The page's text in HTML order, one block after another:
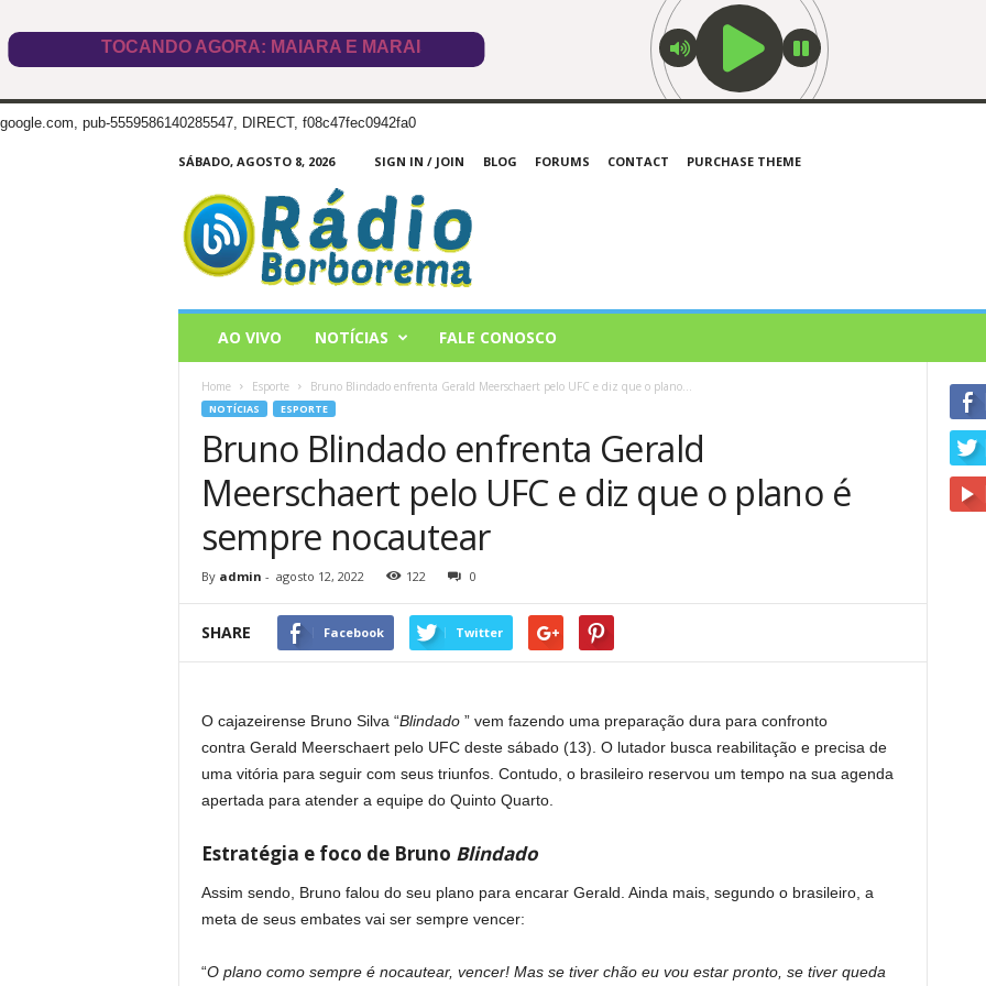
google.com, pub-5559586140285547, DIRECT, f08c47fec0942fa0
SÁBADO, AGOSTO 8, 2026 SIGN IN / JOIN BLOG FORUMS CONTACT
PURCHASE THEME
Borborema
AO VIVO NOTÍCIAS FALE CONOSCO
Home Esporte Bruno Blindado enfrenta Gerald Meerschaert pelo UFC e diz que o plano...
NOTÍCIAS ESPORTE
Bruno Blindado enfrenta Gerald
Meerschaert pelo UFC e diz que o plano é
sempre nocautear
By admin - agosto 12, 2022 122 0
SHARE Facebook Twitter
O cajazeirense Bruno Silva “Blindado” vem fazendo uma preparação dura para confronto
contra Gerald Meerschaert pelo UFC deste sábado (13). O lutador busca reabilitação e precisa de
uma vitória para seguir com seus triunfos. Contudo, o brasileiro reservou um tempo na sua agenda
apertada para atender a equipe do Quinto Quarto.
Estratégia e foco de Bruno Blindado
Assim sendo, Bruno falou do seu plano para encarar Gerald. Ainda mais, segundo o brasileiro, a
meta de seus embates vai ser sempre vencer:
“O plano como sempre é nocautear, vencer! Mas se tiver chão eu vou estar pronto, se tiver queda